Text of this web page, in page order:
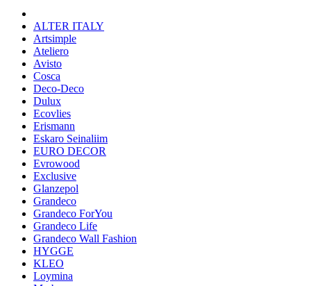
ALTER ITALY
Artsimple
Ateliero
Avisto
Cosca
Deco-Deco
Dulux
Ecovlies
Erismann
Eskaro Seinaliim
EURO DECOR
Evrowood
Exclusive
Glanzepol
Grandeco
Grandeco ForYou
Grandeco Life
Grandeco Wall Fashion
HYGGE
KLEO
Loymina